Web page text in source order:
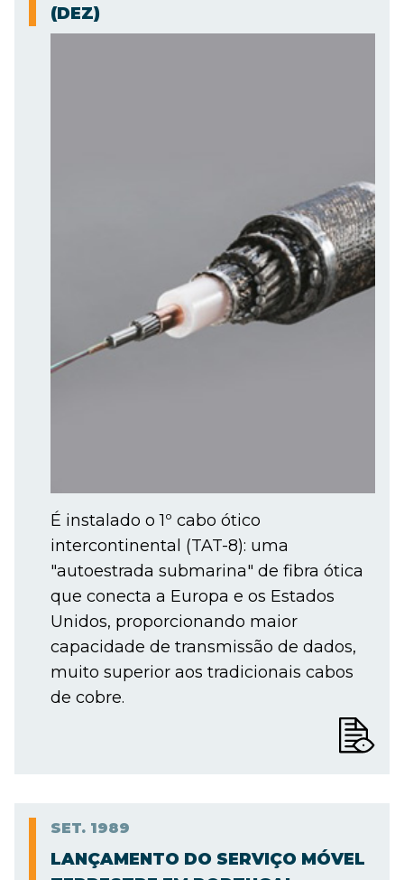
(DEZ)
É instalado o 1º cabo ótico
intercontinental (TAT-8): uma
"autoestrada submarina" de fibra ótica
que conecta a Europa e os Estados
Unidos, proporcionando maior
capacidade de transmissão de dados,
muito superior aos tradicionais cabos
de cobre.
SET. 1989
LANÇAMENTO DO SERVIÇO MÓVEL